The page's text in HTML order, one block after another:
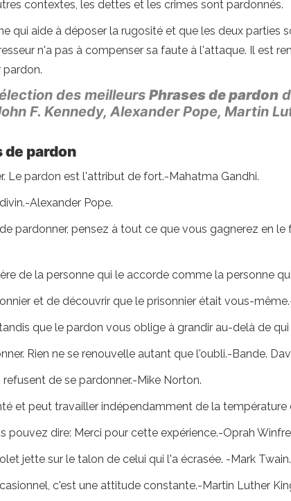
contextes, les dettes et les crimes sont pardonnés.
qui aide à déposer la rugosité et que les deux
n'a pas à compenser sa faute à l'attaque. Il est
pardon.
des meilleurs Phrases de pardon
F. Kennedy, Alexander Pope, Martin
de pardon
Le pardon est l'attribut de fort.-Mahatma Gandhi.
Alexander Pope.
pardonner, pensez à tout ce que vous gagnerez en
de la personne qui le accorde comme la personne
et de découvrir que le prisonnier était vous-
que le pardon vous oblige à grandir au-delà de
Rien ne se renouvelle autant que l'oubli.-Bande.
de se pardonner.-Mike Norton.
et peut travailler indépendamment de la
pouvez dire: Merci pour cette expérience.-Oprah
jette sur le talon de celui qui l'a écrasée. -Mark Twain.
c'est une attitude constante.-Martin Luther